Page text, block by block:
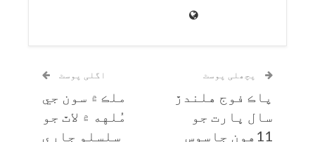
پچھلی پوسٹ
پاڪ فوج هلندڙ
سال ڀارت جو
11هون جاسوس
اگلی پوسٹ
ملڪ ۾ سون جي
مُلهه ۾ لاٿ جو
سلسلو جاري